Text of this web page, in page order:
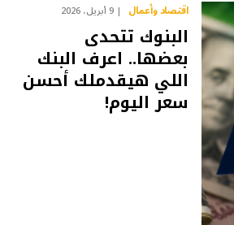
اقتصاد وأعمال 9 أبريل، 2026
البنوك تتحدى
بعضها.. اعرف البنك
اللي هيقدملك أحسن
سعر اليوم!